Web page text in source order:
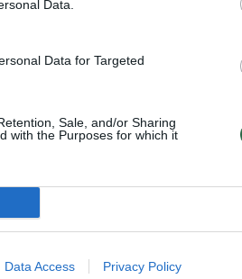
Data.
Data for Targeted
Sale, and/or Sharing
with the Purposes for which it
Data Access Privacy Policy
vedimo metas:
įspėja, ką svarbu